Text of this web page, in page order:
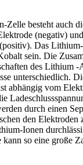
Zelle besteht auch
(negativ)
Das
sein. Die
des Lithium -
unterschiedlich.
abhängig vom
durch einen
den Elektroden
Ionen
so eine große